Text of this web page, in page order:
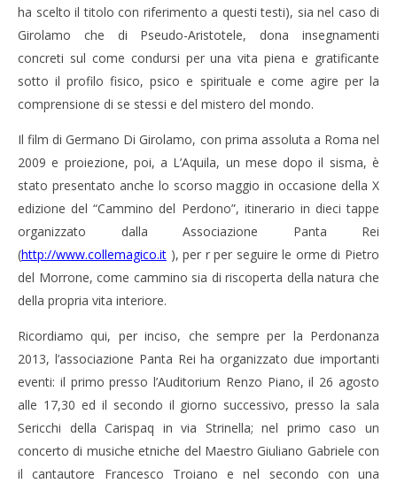
ha scelto il titolo con riferimento a questi testi), sia nel caso di
Girolamo che di Pseudo-Aristotele, dona insegnamenti
concreti sul come condursi per una vita piena e gratificante
sotto il profilo fisico, psico e spirituale e come agire per la
comprensione di se stessi e del mistero del mondo.
Il film di Germano Di Girolamo, con prima assoluta a Roma nel
2009 e proiezione, poi, a L’Aquila, un mese dopo il sisma, è
stato presentato anche lo scorso maggio in occasione della X
edizione del “Cammino del Perdono”, itinerario in dieci tappe
organizzato dalla Associazione Panta Rei
(http://www.collemagico.it ), per r per seguire le orme di Pietro
del Morrone, come cammino sia di riscoperta della natura che
della propria vita interiore.
Ricordiamo qui, per inciso, che sempre per la Perdonanza
2013, l’associazione Panta Rei ha organizzato due importanti
eventi: il primo presso l’Auditorium Renzo Piano, il 26 agosto
alle 17,30 ed il secondo il giorno successivo, presso la sala
Sericchi della Carispaq in via Strinella; nel primo caso un
concerto di musiche etniche del Maestro Giuliano Gabriele con
il cantautore Francesco Troiano e nel secondo con una